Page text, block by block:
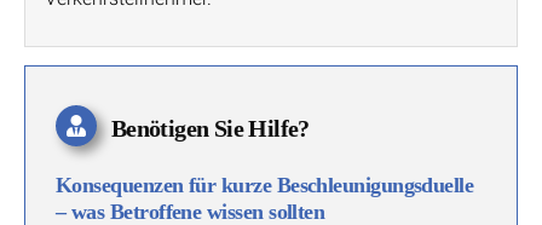
Benötigen Sie Hilfe?
Konsequenzen für kurze Beschleunigungsduelle
– was Betroffene wissen sollten